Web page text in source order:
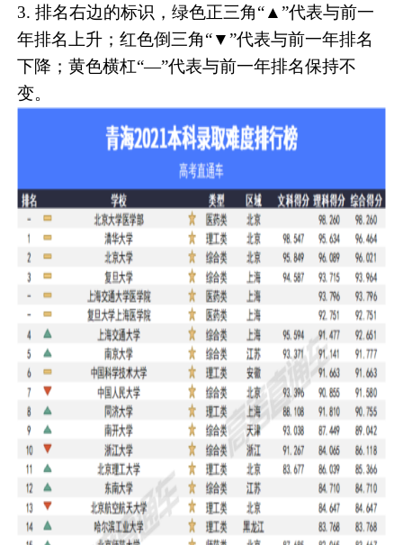
3. 排名右边的标识，绿色正三角“▲”代表与前一
年排名上升；红色倒三角“▼”代表与前一年排名
下降；黄色横杠“—”代表与前一年排名保持不
变。